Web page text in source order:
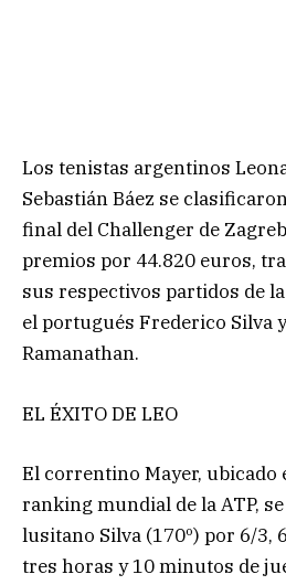
Los tenistas argentinos
Sebastián Báez se
final del Challenger de
premios por 44.820 euros,
sus respectivos partidos de
el portugués Frederico Silva
Ramanathan.
EL ÉXITO DE LEO
El correntino Mayer, ubicado
ranking mundial de la ATP,
lusitano Silva (170º) por 6/3,
tres horas y 10 minutos de